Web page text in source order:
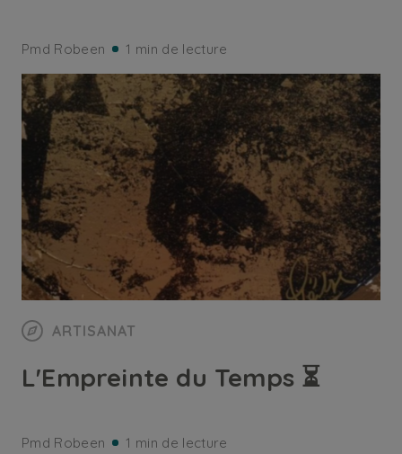
Pmd Robeen 1 min de lecture
ARTISANAT
L'Empreinte du Temps ⏳
Pmd Robeen 1 min de lecture